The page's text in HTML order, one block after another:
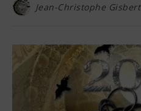
Jean-Christophe Gisbert